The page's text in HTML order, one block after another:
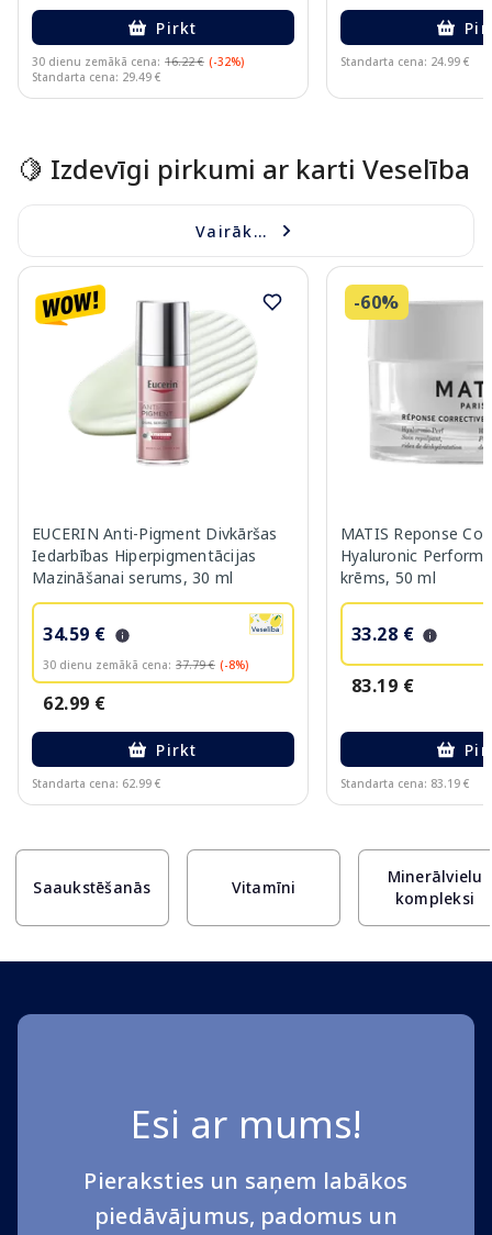
Pirkt
30 dienu zemākā cena: 16.22 € (-32%)
Standarta cena: 29.49 €
Standarta cena: 24.99 €
🍋 Izdevīgi pirkumi ar karti Veselība
Vairāk...
EUCERIN Anti-Pigment Divkāršas
Iedarbības Hiperpigmentācijas
Mazināšanai serums, 30 ml
34.59 €
30 dienu zemākā cena: 37.79 € (-8%)
62.99 €
Pirkt
Standarta cena: 62.99 €
-60%
MATIS Reponse
Hyaluronic
krēms, 50 ml
33.28 €
83.19 €
Standarta cena: 83.19 €
Saaukstēšanās Vitamīni
Minerālvielu
kompleksi
Esi ar mums!
Pieraksties un saņem labākos
piedāvājumus, padomus un